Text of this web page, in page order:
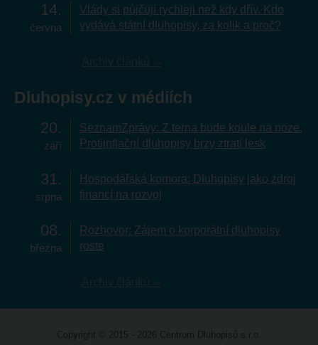
14
června
Vlády si půjčují rychleji než kdy dřív. Kdo
vydává státní dluhopisy, za kolik a proč?
Dluhopisy.cz v médiích
20
září
SeznamZprávy: Z terna bude koule na noze.
Protiinflační dluhopisy brzy ztratí lesk
31
srpna
Hospodářská komora: Dluhopisy jako zdroj
financí na rozvoj
08
března
Rozhovor: Zájem o korporátní dluhopisy
roste
Copyright © 2015 - 2026 Centrum Dluhopisů s.r.o.